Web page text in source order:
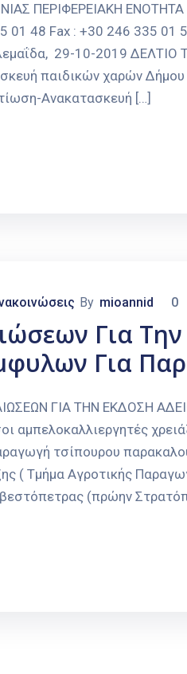
ΠΕΡΙΦΕΡΕΙΑΚΗ
48 Fax : +30 246 335 01
29-10-2019 ΔΕΛΤΙΟ
παιδικών χαρών
Ανακατασκευή […]
By mioannid 0
Για
Για
ΓΙΑ ΤΗΝ ΕΚΔΟΣΗ
τσίπουρου
( Τμήμα Αγροτικής
(πρώην